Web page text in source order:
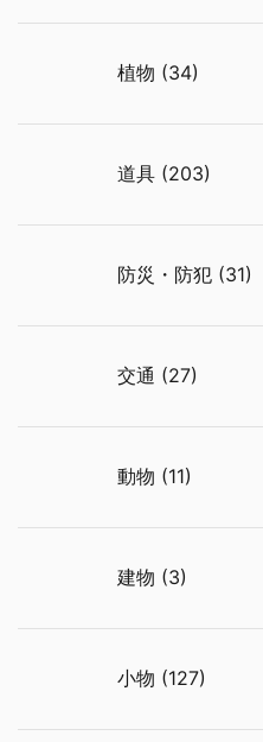
植物 (34)
道具 (203)
防災・防犯 (31)
交通 (27)
動物 (11)
建物 (3)
小物 (127)